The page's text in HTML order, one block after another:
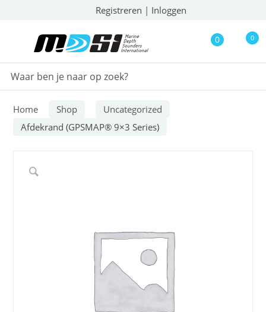
Registreren | Inloggen
0 0
Home Shop
Uncategorized
Afdekrand (GPSMAP® 9×3 Series)